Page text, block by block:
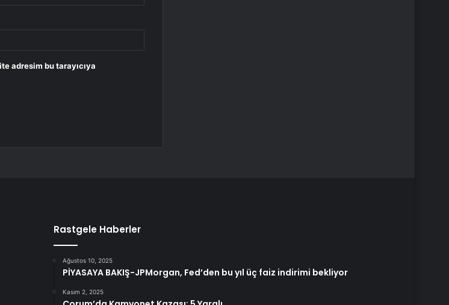
adresim bu tarayıcıya
Rastgele Haberler
Ağustos 10, 2025
PİYASAYA BAKIŞ-JPMorgan, Fed’den bu yıl üç faiz indirimi bekliyor
Kasım 2, 2025